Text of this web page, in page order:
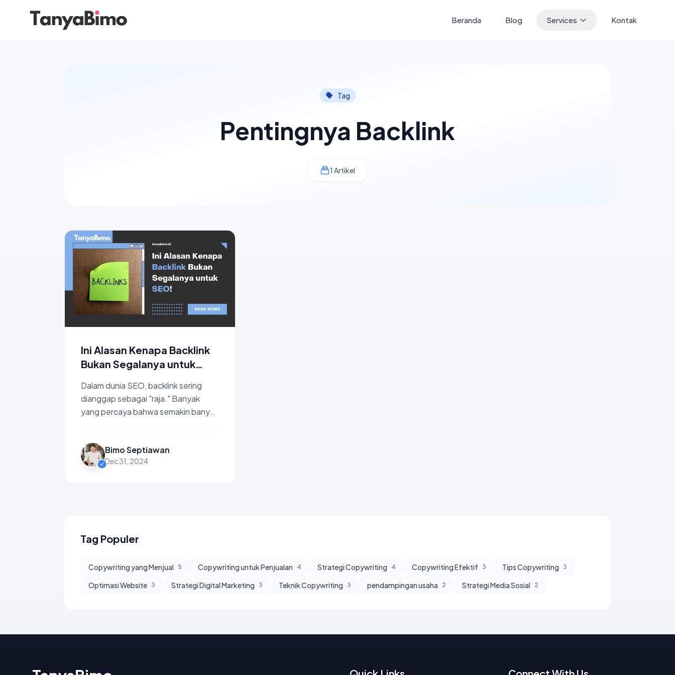
Beranda Blog Services Kontak
Tag
Pentingnya Backlink
1 Artikel
Ini Alasan Kenapa Backlink
Bukan Segalanya untuk
Dalam dunia SEO, backlink sering
dianggap sebagai "raja." Banyak
yang percaya bahwa semakin banyak
Bimo Septiawan
Dec 31, 2024
Tag Populer
Copywriting yang Menjual 5 Copywriting untuk Penjualan 4 Strategi Copywriting 4 Copywriting Efektif 3 Tips Copywriting 3
Optimasi Website 3 Strategi Digital Marketing 3 Teknik Copywriting 3 pendampingan usaha 2 Strategi Media Sosial 2